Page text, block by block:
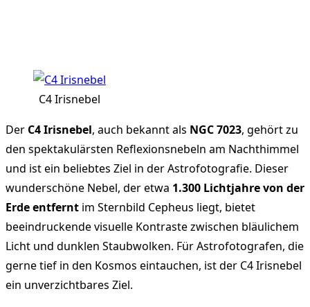
C4 Irisnebel
Der C4 Irisnebel, auch bekannt als NGC 7023, gehört zu
den spektakulärsten Reflexionsnebeln am Nachthimmel
und ist ein beliebtes Ziel in der Astrofotografie. Dieser
wunderschöne Nebel, der etwa 1.300 Lichtjahre von der
Erde entfernt im Sternbild Cepheus liegt, bietet
beeindruckende visuelle Kontraste zwischen bläulichem
Licht und dunklen Staubwolken. Für Astrofotografen, die
gerne tief in den Kosmos eintauchen, ist der C4 Irisnebel
ein unverzichtbares Ziel.